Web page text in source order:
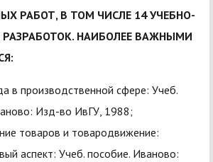
РАБОТ, В ТОМ ЧИСЛЕ 14 УЧЕБНО-
НАИБОЛЕЕ ВАЖНЫМИ
в производственной сфере: Учеб.
Изд-во ИвГУ, 1988;
товаров и товародвижение:
аспект: Учеб. пособие. Иваново: